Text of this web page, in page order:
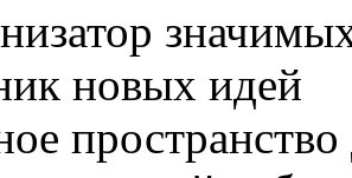
новых идей